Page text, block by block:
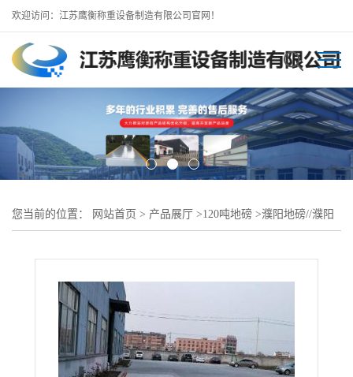
欢迎访问：江苏鹰衡称重设备制造有限公司官网！
您当前的位置： 网站首页 > 产品展厅 >120吨地磅 >濮阳地磅//濮阳